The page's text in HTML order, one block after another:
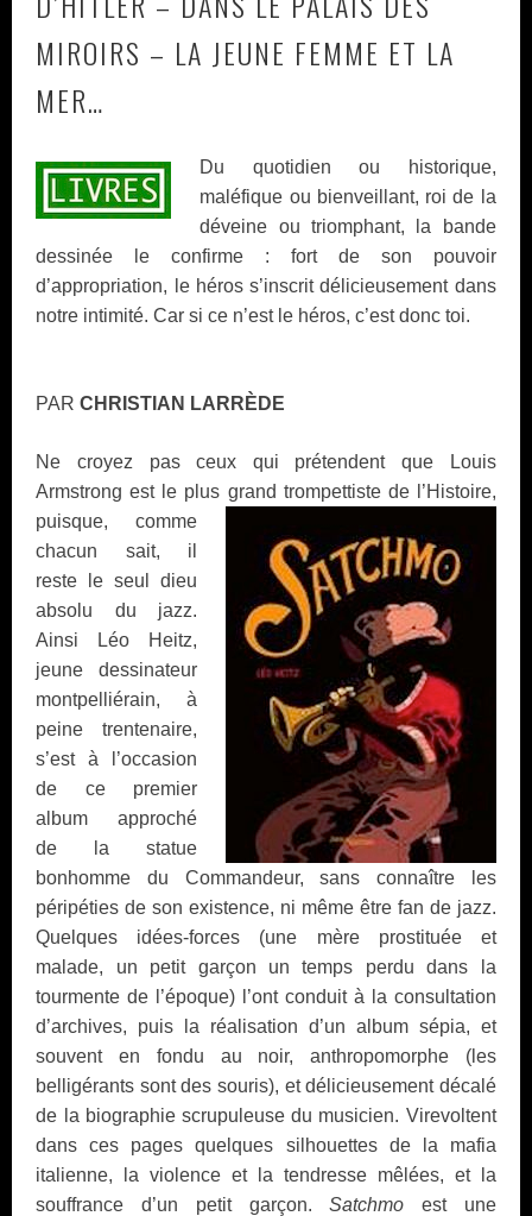
MIROIRS – LA JEUNE FEMME ET LA
MER…
Du quotidien ou historique,
maléfique ou bienveillant, roi de la
déveine ou triomphant, la bande
dessinée le confirme : fort de son pouvoir
d’appropriation, le héros s’inscrit délicieusement dans
notre intimité. Car si ce n’est le héros, c’est donc toi.
PARCHRISTIAN LARRÈDE
Ne croyez pas ceux qui prétendent que Louis
Armstrong est le plus grand trompettiste de l’Histoire,
puisque, comme
chacun sait, il
reste le seul dieu
absolu du jazz.
Ainsi Léo Heitz,
jeune dessinateur
montpelliérain, à
peine trentenaire,
s’est à l’occasion
de ce premier
album approché
de la statue
bonhomme du Commandeur, sans connaître les
péripéties de son existence, ni même être fan de jazz.
Quelques idées-forces (une mère prostituée et
malade, un petit garçon un temps perdu dans la
tourmente de l’époque) l’ont conduit à la consultation
d’archives, puis la réalisation d’un album sépia, et
souvent en fondu au noir, anthropomorphe (les
belligérants sont des souris), et délicieusement décalé
de la biographie scrupuleuse du musicien. Virevoltent
dans ces pages quelques silhouettes de la mafia
italienne, la violence et la tendresse mêlées, et la
souffrance d’un petit garçon.Satchmo est une